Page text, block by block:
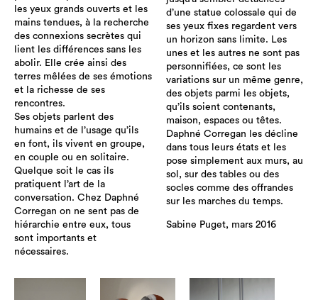
les yeux grands ouverts et les
mains tendues, à la recherche
des connexions secrètes qui
lient les différences sans les
abolir. Elle crée ainsi des
terres mêlées de ses émotions
et la richesse de ses
rencontres.
Ses objets parlent des
humains et de l’usage qu’ils
en font, ils vivent en groupe,
en couple ou en solitaire.
Quelque soit le cas ils
pratiquent l’art de la
conversation. Chez Daphné
Corregan on ne sent pas de
hiérarchie entre eux, tous
sont importants et
nécessaires.
d’une statue colossale qui de
ses yeux fixes regardent vers
un horizon sans limite. Les
unes et les autres ne sont pas
personnifiées, ce sont les
variations sur un même genre,
des objets parmi les objets,
qu’ils soient contenants,
maison, espaces ou têtes.
Daphné Corregan les décline
dans tous leurs états et les
pose simplement aux murs, au
sol, sur des tables ou des
socles comme des offrandes
sur les marches du temps.
Sabine Puget, mars 2016